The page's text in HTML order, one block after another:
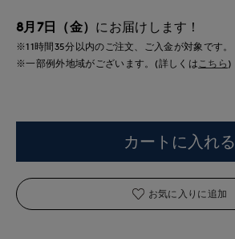
8月7日（金） にお届けします！
※11時間35分以内のご注文、ご入金が対象です。
※一部例外地域がございます。(詳しくは こちら )
カートに入れる
お気に入りに追加